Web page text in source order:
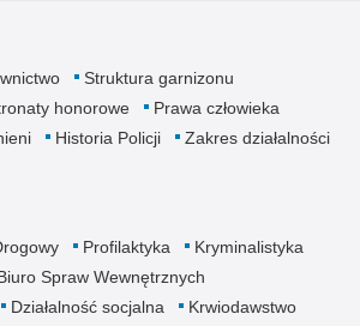
Struktura garnizonu
honorowe
Prawa człowieka
Historia Policji
Zakres działalności
Profilaktyka
Kryminalistyka
Spraw Wewnętrznych
Działalność socjalna
Krwiodawstwo